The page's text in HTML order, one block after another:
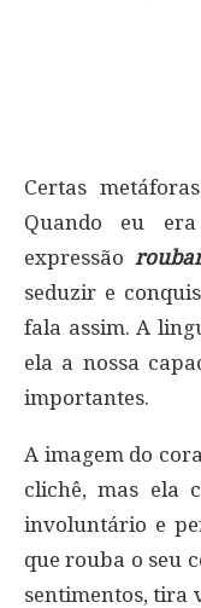
Certas
Quando eu
expressão
seduzir e
fala assim. A
ela a nossa
importantes.
A imagem do
clichê, mas ela
involuntário e
que rouba o seu
sentimentos, tira